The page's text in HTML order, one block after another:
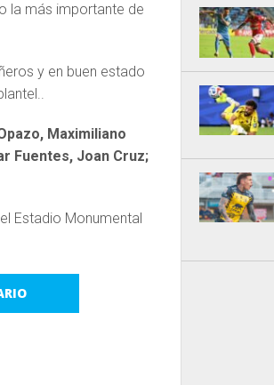
la más importante de
y en buen estado
Maximiliano
Fuentes, Joan Cruz;
Estadio Monumental